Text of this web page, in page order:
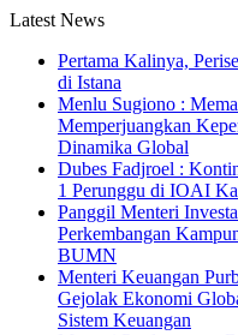
Latest News
Pertama Kalinya,
di Istana
Menlu Sugiono :
Memperjuangkan
Dinamika Global
Dubes Fadjroel :
1 Perunggu di IOAI
Panggil Menteri
Perkembangan
BUMN
Menteri Keuangan
Gejolak Ekonomi
Sistem Keuangan